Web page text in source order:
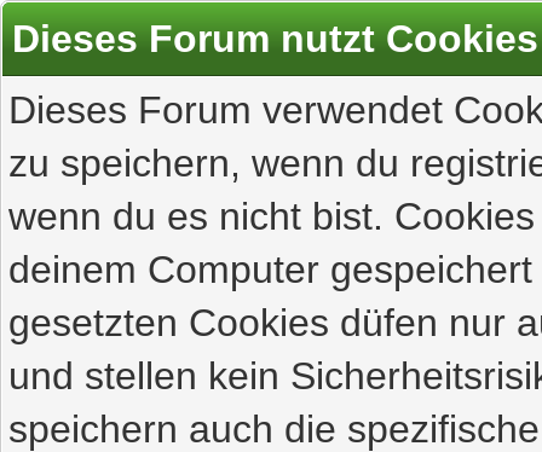
Dieses Forum nutzt Cookies
Dieses Forum verwendet
zu speichern, wenn du
wenn du es nicht bist.
deinem Computer
gesetzten Cookies düfen nur
und stellen kein
speichern auch die